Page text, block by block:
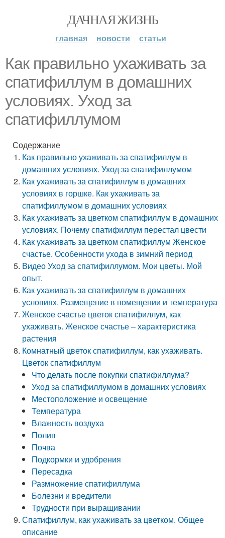
ДАЧНАЯ ЖИЗНЬ
главная новости статьи
Как правильно ухаживать за
спатифиллум в домашних
условиях. Уход за
спатифиллумом
Содержание
Как правильно ухаживать за спатифиллум в
домашних условиях. Уход за спатифиллумом
Как ухаживать за спатифиллум в домашних
условиях в горшке. Как ухаживать за
спатифиллумом в домашних условиях
Как ухаживать за цветком спатифиллум в домашних
условиях. Почему спатифиллум перестал цвести
Как ухаживать за цветком спатифиллум Женское
счастье. Особенности ухода в зимний период
Видео Уход за спатифиллумом. Мои цветы. Мой
опыт.
Как ухаживать за спатифиллум в домашних
условиях. Размещение в помещении и температура
Женское счастье цветок спатифиллум, как
ухаживать. Женское счастье – характеристика
растения
Комнатный цветок спатифиллум, как ухаживать.
Цветок спатифиллум
Что делать после покупки спатифиллума?
Уход за спатифиллумом в домашних условиях
Местоположение и освещение
Температура
Влажность воздуха
Полив
Почва
Подкормки и удобрения
Пересадка
Размножение спатифиллума
Болезни и вредители
Трудности при выращивании
Спатифиллум, как ухаживать за цветком. Общее
описание